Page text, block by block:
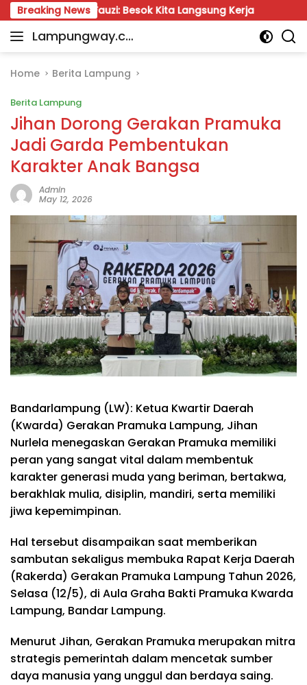
Skip
to
content
Breaking News
Fauzi: Besok Kita Langsung Kerja Munir:
Lampungway.co
Portal
Daerah
Terpercaya
dan
Terupdate
Home Berita Lampung
Berita Lampung
Jihan Dorong Gerakan Pramuka
Jadi Garda Pembentukan
Karakter Anak Bangsa
Admin
May 12, 2026
Bandarlampung (LW): Ketua Kwartir Daerah
(Kwarda) Gerakan Pramuka Lampung, Jihan
Nurlela menegaskan Gerakan Pramuka memiliki
peran yang sangat vital dalam membentuk
karakter generasi muda yang beriman, bertakwa,
berakhlak mulia, disiplin, mandiri, serta memiliki
jiwa kepemimpinan.
Hal tersebut disampaikan saat memberikan
sambutan sekaligus membuka Rapat Kerja Daerah
(Rakerda) Gerakan Pramuka Lampung Tahun 2026,
Selasa (12/5), di Aula Graha Bakti Pramuka Kwarda
Lampung, Bandar Lampung.
Menurut Jihan, Gerakan Pramuka merupakan mitra
strategis pemerintah dalam mencetak sumber
daya manusia yang unggul dan berdaya saing.